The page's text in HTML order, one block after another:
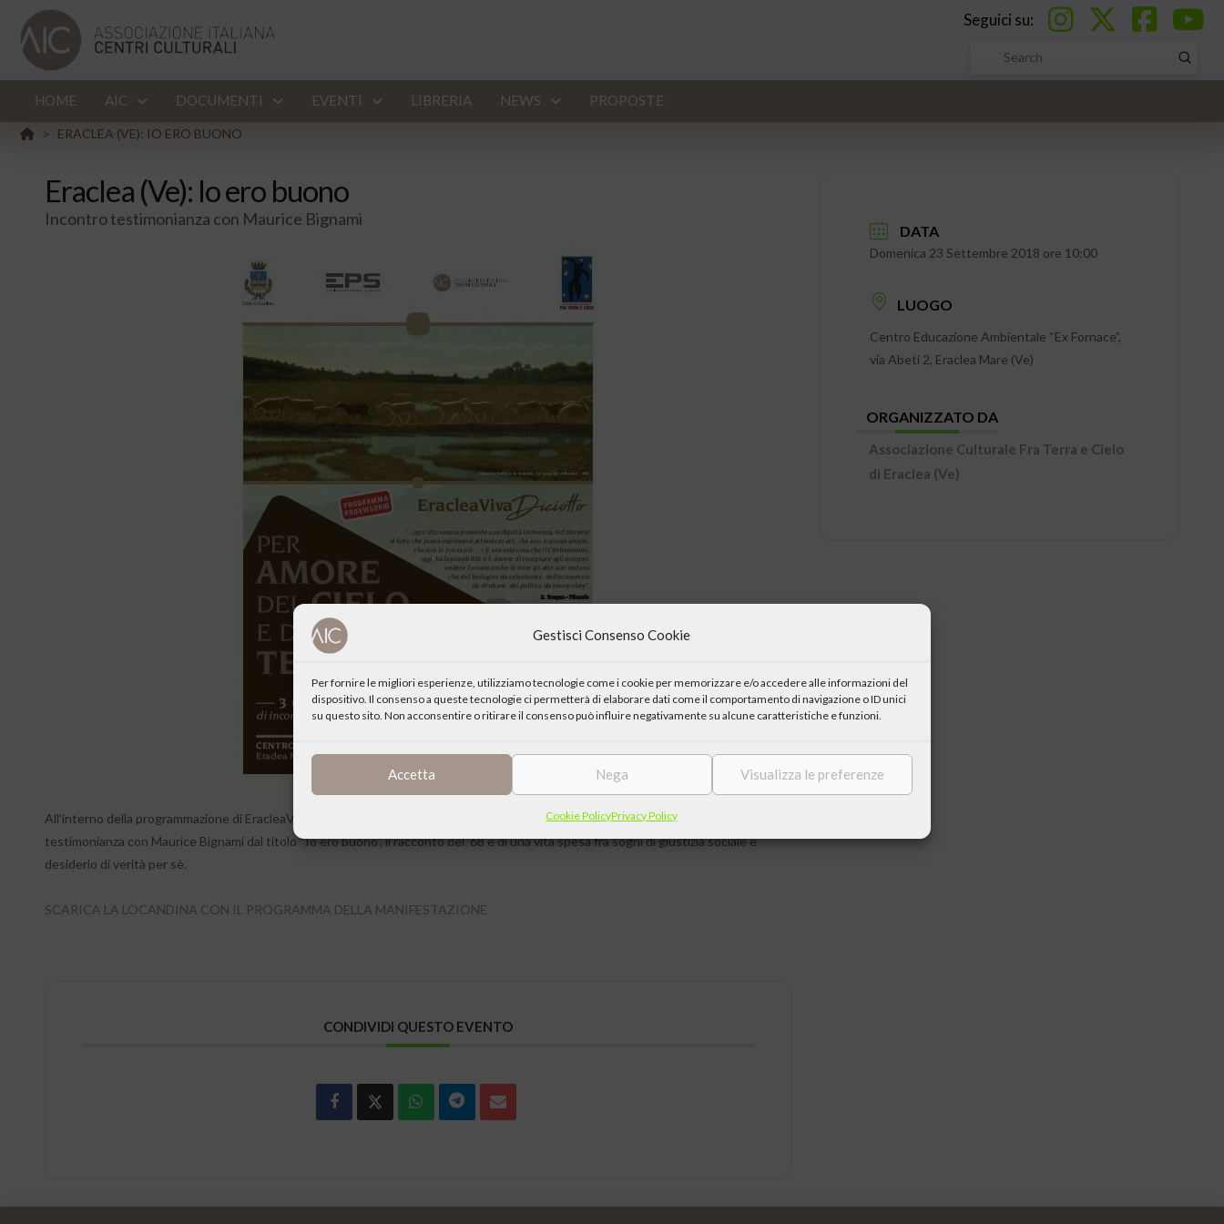
Gestisci Consenso Cookie
Per fornire le migliori esperienze, utilizziamo tecnologie come i cookie per memorizzare e/o accedere alle informazioni del
dispositivo. Il consenso a queste tecnologie ci permetterà di elaborare dati come il comportamento di navigazione o ID unici
su questo sito. Non acconsentire o ritirare il consenso può influire negativamente su alcune caratteristiche e funzioni.
Accetta Nega Visualizza le preferenze
Cookie PolicyPrivacy Policy
Seguici su:
Search
Submit
HOME AIC DOCUMENTI EVENTI LIBRERIA NEWS PROPOSTE
HOME
> ERACLEA (VE): IO ERO BUONO
Eraclea (Ve): Io ero buono
Incontro testimonianza con Maurice Bignami
All’interno della programmazione di EracleaViva 2018 promossa dall’associazione culturale “Fra Terra e Cielo”, AIC segnala l’incontro
testimonianza con Maurice Bignami dal titolo “Io ero buono”, il racconto del ’68 e di una vita spesa fra sogni di giustizia sociale e
desiderio di verità per sè.
SCARICA LA LOCANDINA CON IL PROGRAMMA DELLA MANIFESTAZIONE
CONDIVIDI QUESTO EVENTO
DATA
Domenica 23 Settembre 2018 ore 10:00
LUOGO
Centro Educazione Ambientale “Ex Fornace”,
via Abeti 2, Eraclea Mare (Ve)
ORGANIZZATO DA
Associazione Culturale Fra Terra e Cielo
di Eraclea (Ve)